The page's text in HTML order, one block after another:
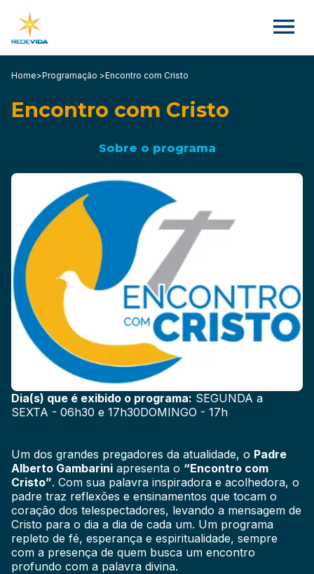
Home>Programação >Encontro com Cristo
Encontro com Cristo
Sobre o programa
Dia(s) que é exibido o programa: SEGUNDA a
SEXTA - 06h30 e 17h30DOMINGO - 17h
Um dos grandes pregadores da atualidade, o Padre
Alberto Gambarini apresenta o “Encontro com
Cristo”. Com sua palavra inspiradora e acolhedora, o
padre traz reflexões e ensinamentos que tocam o
coração dos telespectadores, levando a mensagem de
Cristo para o dia a dia de cada um. Um programa
repleto de fé, esperança e espiritualidade, sempre
com a presença de quem busca um encontro
profundo com a palavra divina.